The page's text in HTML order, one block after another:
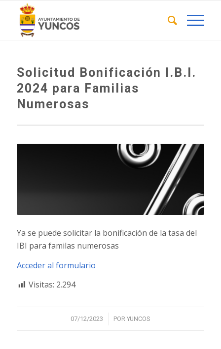
Solicitud Bonificación I.B.I.
2024 para Familias
Numerosas
Ya se puede solicitar la bonificación de la tasa del
IBI para familas numerosas
Acceder al formulario
Visitas: 2.294
07/12/2023
/ POR YUNCOS